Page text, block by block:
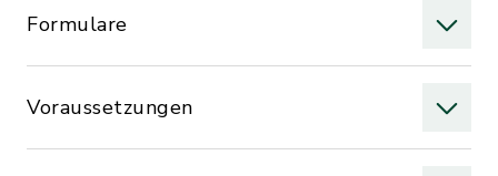
Formulare
Voraussetzungen